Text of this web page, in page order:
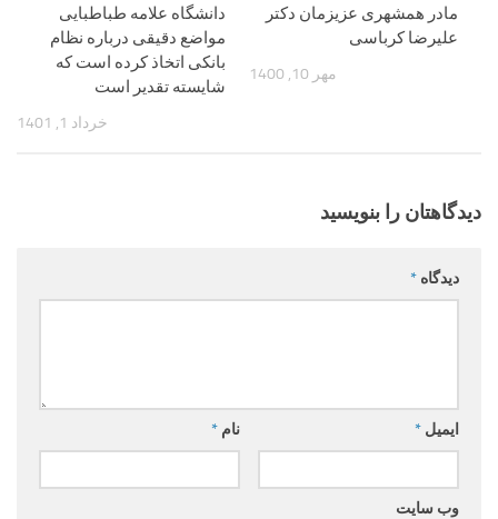
دانشگاه علامه طباطبایی
مواضع دقیقی درباره نظام
بانکی اتخاذ کرده است که
شایسته تقدیر است
خرداد 1, 1401
مادر همشهری عزیزمان دکتر
علیرضا کرباسی
مهر 10, 1400
دیدگاهتان را بنویسید
دیدگاه *
نام * ایمیل *
وب‌ سایت